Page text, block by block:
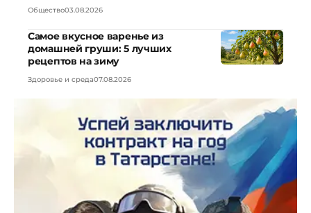
Общество03.08.2026
Самое вкусное варенье из
домашней груши: 5 лучших
рецептов на зиму
Здоровье и среда07.08.2026